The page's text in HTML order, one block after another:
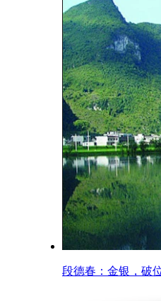
段德春：金银，破